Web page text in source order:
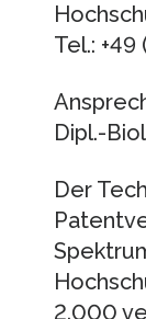
Tel.:
Dipl.-
Der
2.000